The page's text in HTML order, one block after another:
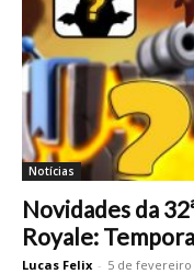
Notícias
Novidades da
Royale:
Lucas Felix - 5 de fevereiro